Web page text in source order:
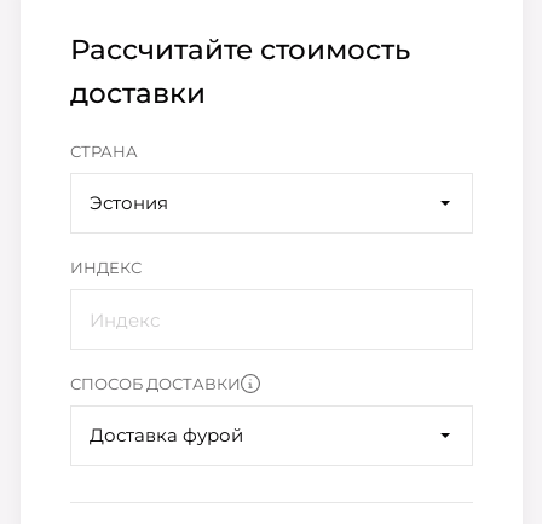
Рассчитайте стоимость
доставки
СТРАНА
Эстония
ИНДЕКС
СПОСОБ ДОСТАВКИ
Доставка фурой